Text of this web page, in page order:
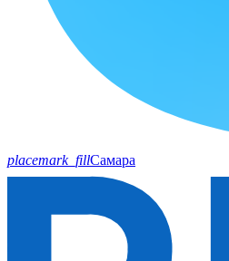
placemark_fillСамара